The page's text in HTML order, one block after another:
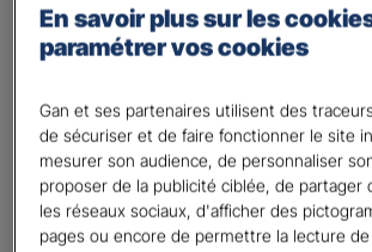
Régime Agricole
Régime local Alsace - Moselle
Bénéficiaire(s)*
Moi
Conjoint
Enfant(s)
A partir du 3ème enfant, Ils seront rattachés gratuitement
En savoir plus sur les
paramétrer vos cookies
Gan et ses partenaires utilisent des
de sécuriser et de faire fonctionner le site
mesurer son audience, de personnaliser
proposer de la publicité ciblée, de partager
les réseaux sociaux, d'afficher des
pages ou encore de permettre la lecture de